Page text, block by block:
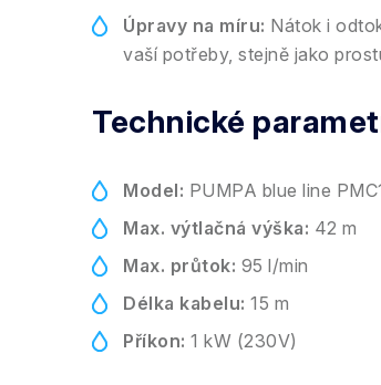
Úpravy na míru: Nátok i
vaší potřeby, stejně jako
Technické
Model: PUMPA blue line
Max. výtlačná výška: 42 m
Max. průtok: 95 l/min
Délka kabelu: 15 m
Příkon: 1 kW (230V)